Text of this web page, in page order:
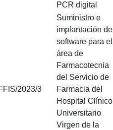
PCR digital
2023/3
Suministro e
implantación de
software para el
área de
Farmacotecnia
del Servicio de
Farmacia del
Hospital Clínico
Universitario
Virgen de la